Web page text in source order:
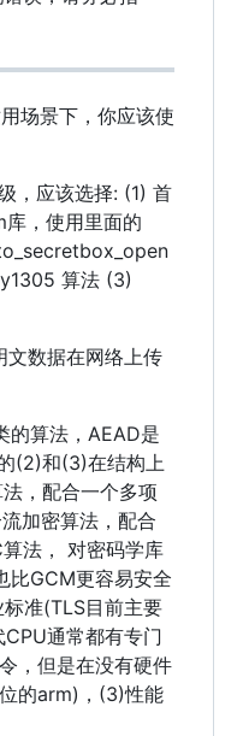
场景下，你应该使
，应该选择: (1) 首
，使用里面的
算法 (3)
文数据在网络上传
的算法，AEAD是
(2)和(3)在结构上
，配合一个多项
加密算法，配合
法， 对密码学库
比GCM更容易安全
准(TLS目前主要
通常都有专门
，但是在没有硬件
的arm)，(3)性能